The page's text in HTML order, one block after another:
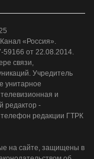
«Россия».
от 22.08.2014.
связи,
Учредитель
унитарное
и
редактор -
редакции ГТРК
на сайте, защищены в